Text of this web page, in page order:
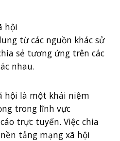
hội
từ các nguồn khác sử
sẻ tương ứng trên các
nhau.
hội là một khái niệm
trong lĩnh vực
trực tuyến. Việc chia
tảng mạng xã hội